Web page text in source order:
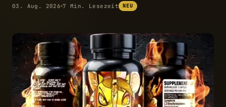
Fitnessszene für Diskussionen.
03. Aug. 2026 7 Min. Lesezeit NEU